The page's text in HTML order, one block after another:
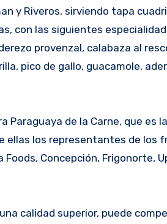
y Riveros, sirviendo tapa
con las siguientes
provenzal, calabaza al
pico de gallo, guacamole,
Paraguaya de la Carne, que es
ellas los representantes de los
Concepción, Frigonorte,
calidad superior, puede